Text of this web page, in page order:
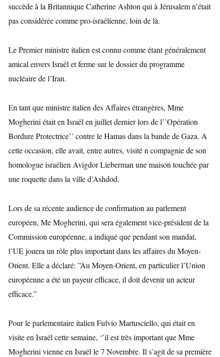
succède à la Britannique Catherine Ashton qui à Jérusalemn’était
pas considérée comme pro-israélienne, loin de là.
Le Premier ministre italien est connu comme étant généralement
amical envers Israël et ferme sur le dossier du programme
nucléaire de l’Iran.
En tant que ministre italien des Affaires étrangères, Mme
Mogherini était en Israël en juillet dernier lors de l’’Opération
Bordure Protectrice’’ contre le Hamas dans la bande de Gaza. A
cette occasion, elle avait, entre autres, visité n compagnie de son
homologue israélien Avigdor Lieberman une maison touchée par
une roquette dans la ville d’Ashdod.
Lors de sa récente audience de confirmation au parlement
européen, MeMogherini, qui sera également vice-président de la
Commission européenne, a indiqué que pendant son mandat,
l’UE jouera un rôle plus important dans les affaires du Moyen-
Orient. Elle a déclaré: ”Au Moyen-Orient, en particulier l’Union
européenne a été un payeur efficace, il doit devenir un acteur
efficace.”
Pour le parlementaire italien Fulvio Martusciello, qui était en
visite en Israël cette semaine, ‘’il est très important que Mme
Mogherini vienne en Israël le 7 Novembre. Il s’agit de sa première